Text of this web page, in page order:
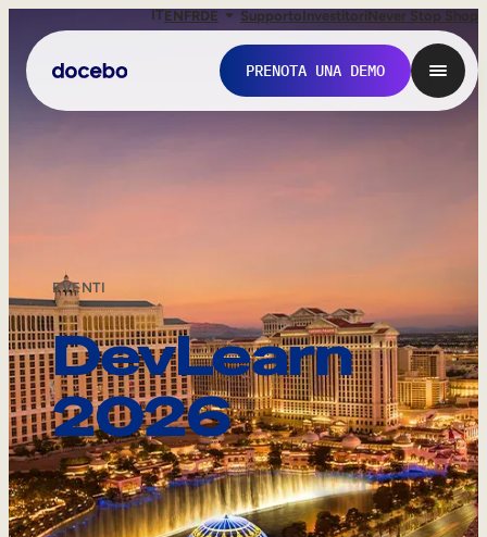
ITENFRDE SupportoInvestitoriNever Stop Shop
PRENOTA UNA DEMO
Formazione interna
Onboarding dei dipendenti
Sviluppo delle competenze
Sales Enablement
EVENTI
DevLearn
2026